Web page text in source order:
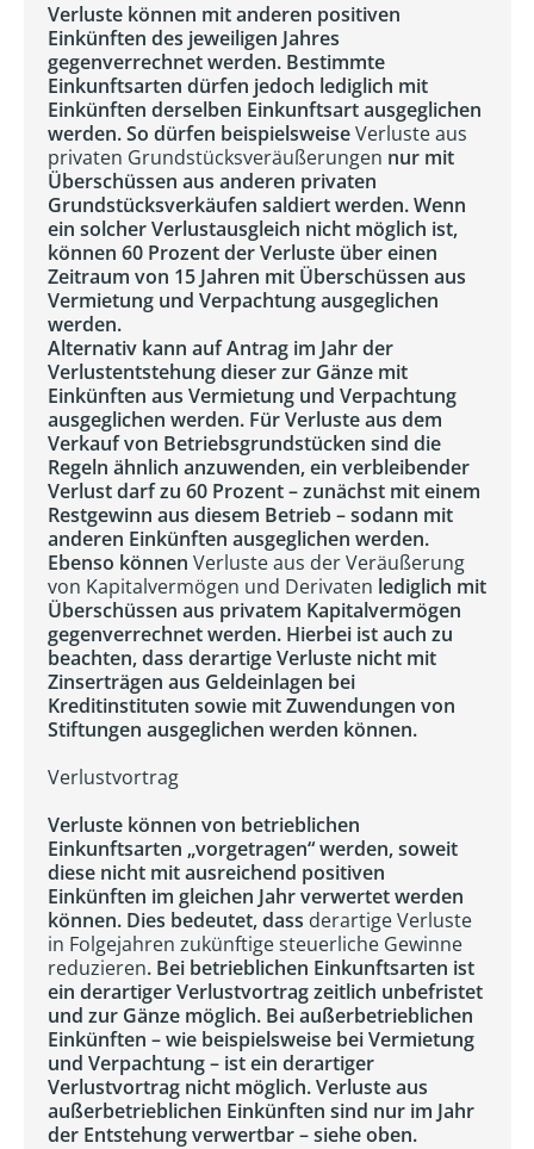
Verluste können mit anderen positiven
Einkünften des jeweiligen Jahres
gegenverrechnet werden. Bestimmte
Einkunftsarten dürfen jedoch lediglich mit
Einkünften derselben Einkunftsart ausgeglichen
werden. So dürfen beispielsweiseVerluste aus
privaten Grundstücksveräußerungen nur mit
Überschüssen aus anderen privaten
Grundstücksverkäufen saldiert werden. Wenn
ein solcher Verlustausgleich nicht möglich ist,
können 60 Prozent der Verluste über einen
Zeitraum von 15 Jahren mit Überschüssen aus
Vermietung und Verpachtung ausgeglichen
werden.
Alternativ kann auf Antrag im Jahr der
Verlustentstehung dieser zur Gänze mit
Einkünften aus Vermietung und Verpachtung
ausgeglichen werden. Für Verluste aus dem
Verkauf von Betriebsgrundstücken sind die
Regeln ähnlich anzuwenden, ein verbleibender
Verlust darf zu 60 Prozent – zunächst mit einem
Restgewinn aus diesem Betrieb – sodann mit
anderen Einkünften ausgeglichen werden.
Ebenso können Verluste aus der Veräußerung
von Kapitalvermögen und Derivaten lediglich mit
Überschüssen aus privatem Kapitalvermögen
gegenverrechnet werden. Hierbei ist auch zu
beachten, dass derartige Verluste nicht mit
Zinserträgen aus Geldeinlagen bei
Kreditinstituten sowie mit Zuwendungen von
Stiftungen ausgeglichen werden können.
Verlustvortrag
Verluste können von betrieblichen
Einkunftsarten „vorgetragen“ werden, soweit
diese nicht mit ausreichend positiven
Einkünften im gleichen Jahr verwertet werden
können. Dies bedeutet, dass derartige Verluste
in Folgejahren zukünftige steuerliche Gewinne
reduzieren. Bei betrieblichen Einkunftsarten ist
ein derartiger Verlustvortrag zeitlich unbefristet
und zur Gänze möglich. Bei außerbetrieblichen
Einkünften – wie beispielsweise bei Vermietung
und Verpachtung – ist ein derartiger
Verlustvortrag nicht möglich. Verluste aus
außerbetrieblichen Einkünften sind nur im Jahr
der Entstehung verwertbar – siehe oben.